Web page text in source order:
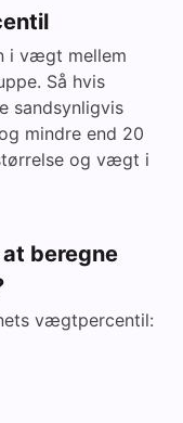
i vægt mellem
Så hvis
sandsynligvis
mindre end 20
og vægt i
beregne
vægtpercentil: